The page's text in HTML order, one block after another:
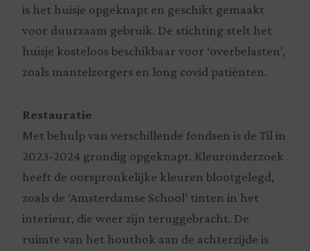
is het huisje opgeknapt en geschikt gemaakt
voor duurzaam gebruik. De stichting stelt het
huisje kosteloos beschikbaar voor ‘overbelasten’,
zoals mantelzorgers en long covid patiënten.
Restauratie
Met behulp van verschillende fondsen is de Til in
2023-2024 grondig opgeknapt. Kleuronderzoek
heeft de oorspronkelijke kleuren blootgelegd,
zoals de ‘Amsterdamse School’ tinten in het
interieur, die weer zijn teruggebracht. De
ruimte van het houthok aan de achterzijde is